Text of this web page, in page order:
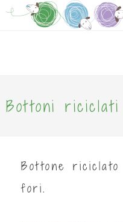
Bottoni
Bottone
fori.